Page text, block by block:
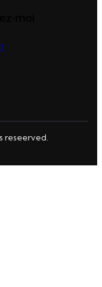
reseerved.